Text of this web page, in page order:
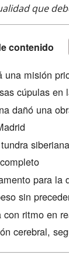
que
contenido
una misión
cúpulas en
dañó una
para la
sin
con ritmo en
cerebral,